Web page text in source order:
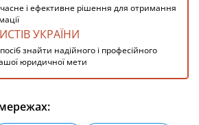
і ефективне рішення для отримання
УКРАЇНИ
знайти надійного і професійного
юридичної мети